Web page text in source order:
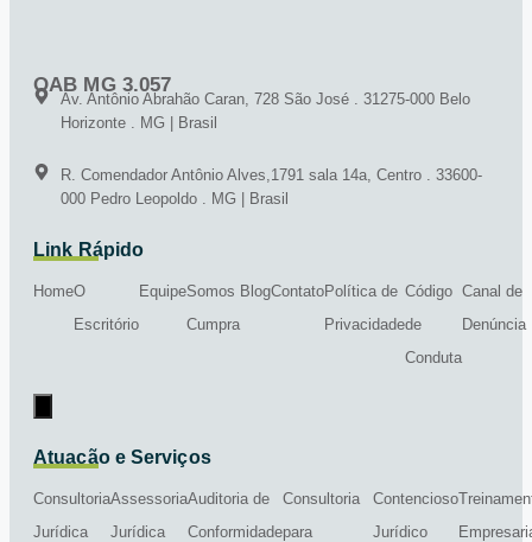
OAB MG 3.057
Av. Antônio Abrahão Caran, 728 São José . 31275-000 Belo
Horizonte . MG | Brasil
R. Comendador Antônio Alves,1791 sala 14a, Centro . 33600-
000 Pedro Leopoldo . MG | Brasil
Link Rápido
HomeO
Escritório
EquipeSomos
Cumpra
BlogContatoPolítica de
Privacidade
Código
de
Conduta
Canal de
Denúncia
Atuação e Serviços
Consultoria
Jurídica
Assessoria
Jurídica
Auditoria de
Conformidade
Consultoria
para
Contencioso
Jurídico